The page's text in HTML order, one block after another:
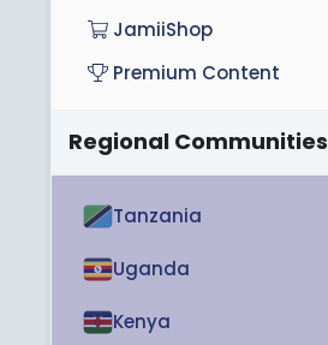
JamiiShop
Premium Content
Regional Communities
Tanzania
Uganda
Kenya